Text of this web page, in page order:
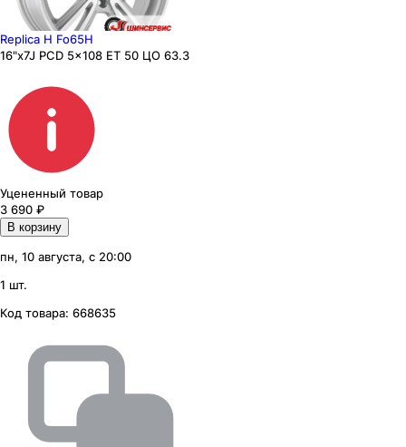
Replica H Fo65H
16"x7J PCD 5x108 ЕТ 50 ЦО 63.3
Уцененный товар
3 690 ₽
В корзину
пн, 10 августа, с 20:00
1 шт.
Код товара: 668635